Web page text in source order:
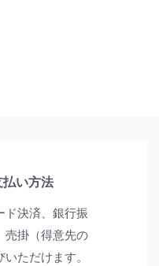
払い方法
ド決済、銀行振
売掛（得意先の
ただけます。